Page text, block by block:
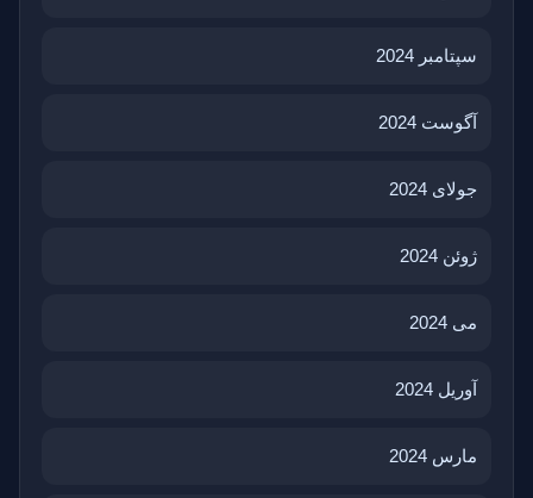
سپتامبر 2024
آگوست 2024
جولای 2024
ژوئن 2024
می 2024
آوریل 2024
مارس 2024